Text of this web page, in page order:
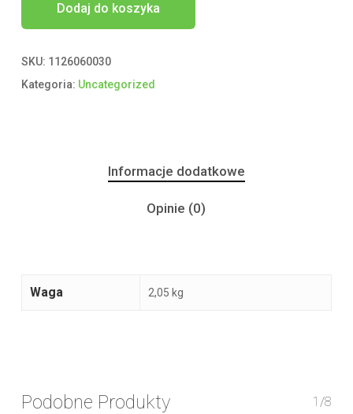
Dodaj do koszyka
SKU: 1126060030
Kategoria: Uncategorized
Informacje dodatkowe
Opinie (0)
Waga 2,05 kg
Podobne Produkty 1/8